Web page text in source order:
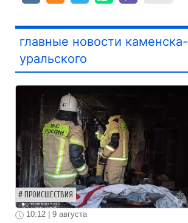
главные новости каменска-
уральского
ПРОИСШЕСТВИЯ
10:12 | 9 августа